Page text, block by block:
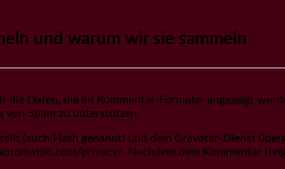
und warum wir sie sammeln
Daten, die im Kommentar-Formular angezeigt
Spam zu unterstützen.
(auch Hash genannt) und dem Gravatar-Dienst
privacy/. Nachdem dein Kommentar